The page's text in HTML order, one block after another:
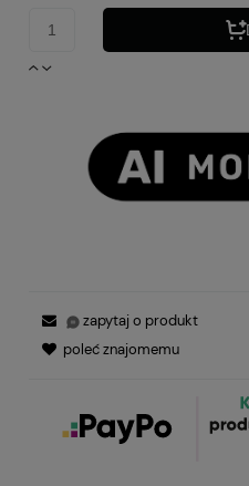
zapytaj o produkt
poleć znajomemu